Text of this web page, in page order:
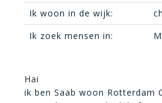
Ik woon in de wijk:
Ik zoek mensen in:
Hai
ik ben Saab woon Rotterdam